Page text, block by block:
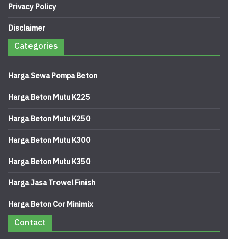
Privacy Policy
Disclaimer
Categories
Harga Sewa Pompa Beton
Harga Beton Mutu K225
Harga Beton Mutu K250
Harga Beton Mutu K300
Harga Beton Mutu K350
Harga Jasa Trowel Finish
Harga Beton Cor Minimix
Contact